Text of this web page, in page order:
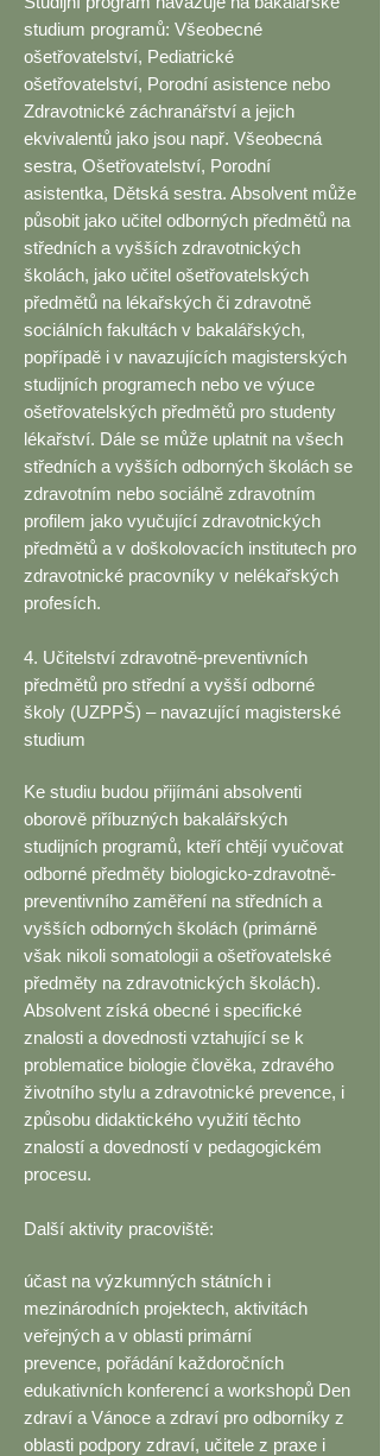
studium programů: Všeobecné
ošetřovatelství, Pediatrické
ošetřovatelství, Porodní asistence nebo
Zdravotnické záchranářství a jejich
ekvivalentů jako jsou např. Všeobecná
sestra, Ošetřovatelství, Porodní
asistentka, Dětská sestra. Absolvent může
působit jako učitel odborných předmětů na
středních a vyšších zdravotnických
školách, jako učitel ošetřovatelských
předmětů na lékařských či zdravotně
sociálních fakultách v bakalářských,
popřípadě i v navazujících magisterských
studijních programech nebo ve výuce
ošetřovatelských předmětů pro studenty
lékařství. Dále se může uplatnit na všech
středních a vyšších odborných školách se
zdravotním nebo sociálně zdravotním
profilem jako vyučující zdravotnických
předmětů a v doškolovacích institutech pro
zdravotnické pracovníky v nelékařských
profesích.
4. Učitelství zdravotně-preventivních
předmětů pro střední a vyšší odborné
školy (UZPPŠ) – navazující magisterské
studium
Ke studiu budou přijímáni absolventi
oborově příbuzných bakalářských
studijních programů, kteří chtějí vyučovat
odborné předměty biologicko-zdravotně-
preventivního zaměření na středních a
vyšších odborných školách (primárně
však nikoli somatologii a ošetřovatelské
předměty na zdravotnických školách).
Absolvent získá obecné i specifické
znalosti a dovednosti vztahující se k
problematice biologie člověka, zdravého
životního stylu a zdravotnické prevence, i
způsobu didaktického využití těchto
znalostí a dovedností v pedagogickém
procesu.
Další aktivity pracoviště:
účast na výzkumných státních i
mezinárodních projektech, aktivitách
veřejných a v oblasti primární
prevence, pořádání každoročních
edukativních konferencí a workshopů Den
zdraví a Vánoce a zdraví pro odborníky z
oblasti podpory zdraví, učitele z praxe i